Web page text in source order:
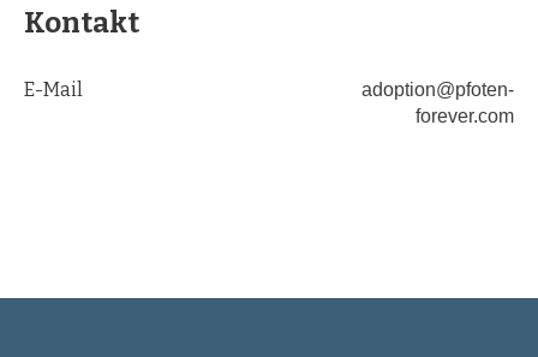
Kontakt
E-Mail
adoption@pfoten-
forever.com